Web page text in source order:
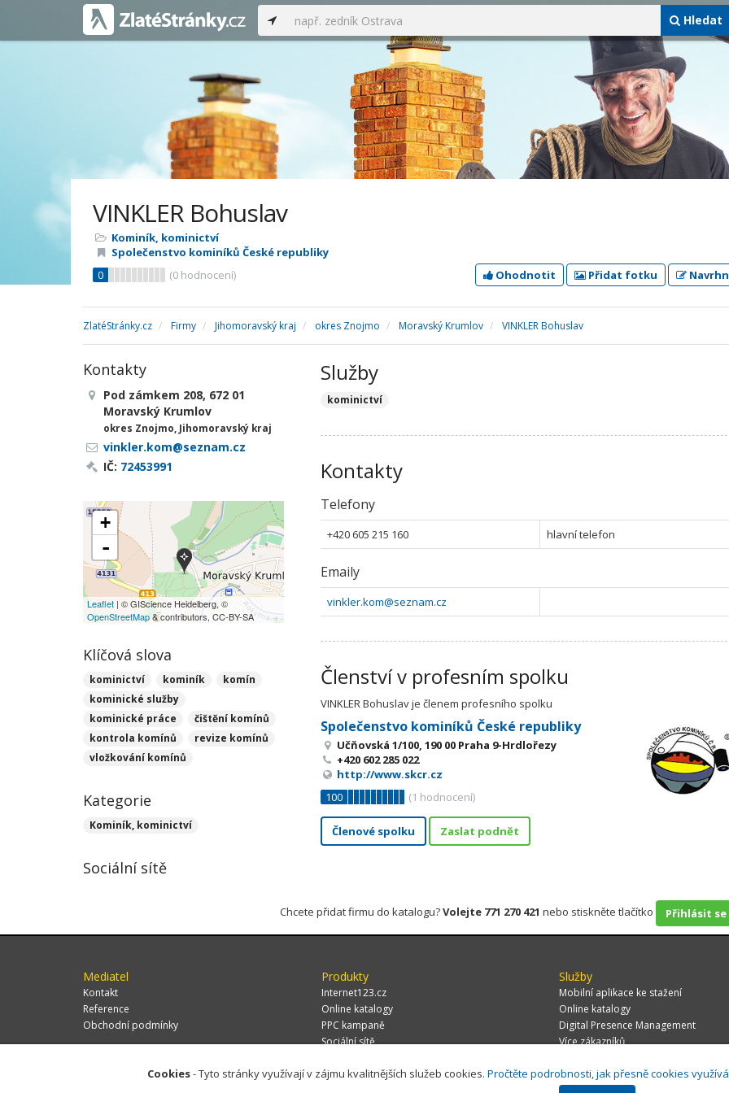
Hledat
VINKLER Bohuslav
Kominík, kominictví
Společenstvo kominíků České republiky
0
(0 hodnocení) Ohodnotit Přidat fotku
ZlatéStránky.cz Firmy Jihomoravský kraj okres Znojmo Moravský Krumlov VINKLER Bohuslav
Služby
kominictví
Kontakty
Telefony
+420 605 215 160 hlavní telefon
Emaily
vinkler.kom@seznam.cz
Členství v profesním spolku
VINKLER Bohuslav je členem profesního spolku
Společenstvo kominíků České republiky
Učňovská 1/100, 190 00 Praha 9-Hrdlořezy
+420 602 285 022
http://www.skcr.cz
100
(1 hodnocení)
Členové spolku Zaslat podnět
Kontakty
Pod zámkem 208, 672 01
Moravský Krumlov
okres Znojmo, Jihomoravský kraj
vinkler.kom@seznam.cz
IČ: 72453991
+
-
Leaflet | © GIScience Heidelberg, ©
OpenStreetMap& contributors, CC-BY-SA
Klíčová slova
kominictví kominík
komín
kominické služby
kominické práce
čištění komínů
kontrola komínů
revize komínů
vložkování komínů
Kategorie
Kominík, kominictví
Sociální sítě
Chcete přidat firmu do katalogu?Volejte 771 270 421 nebo stiskněte tlačítko Přihlásit
Mediatel
Kontakt
Reference
Obchodní podmínky
Produkty
Internet123.cz
Online katalogy
PPC kampaně
Sociální sítě
Služby
Mobilní aplikace ke stažení
Online katalogy
Digital Presence Management
Více zákazníků
Cookies- Tyto stránky využívají v zájmu kvalitnějších služeb cookies. Pročtěte podrobnosti, jak přesně cookies